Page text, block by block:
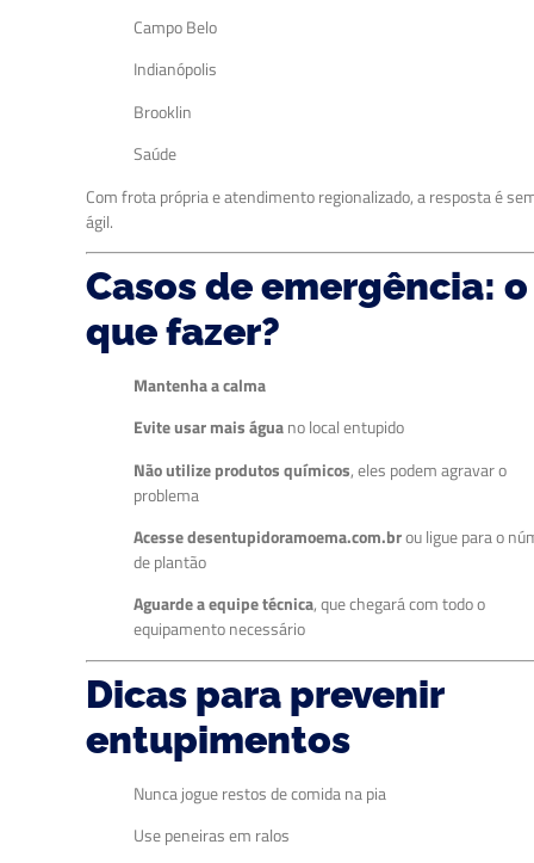
Campo Belo
Indianópolis
Brooklin
Saúde
Com frota própria e atendimento regionalizado, a resposta é
ágil.
Casos de emergência: o
que fazer?
Mantenha a calma
Evite usar mais águano local entupido
Não utilize produtos químicos, eles podem agravar o
problema
Acesse desentupidoramoema.com.brou ligue para o
de plantão
Aguarde a equipe técnica, que chegará com todo o
equipamento necessário
Dicas para prevenir
entupimentos
Nunca jogue restos de comida na pia
Use peneiras em ralos